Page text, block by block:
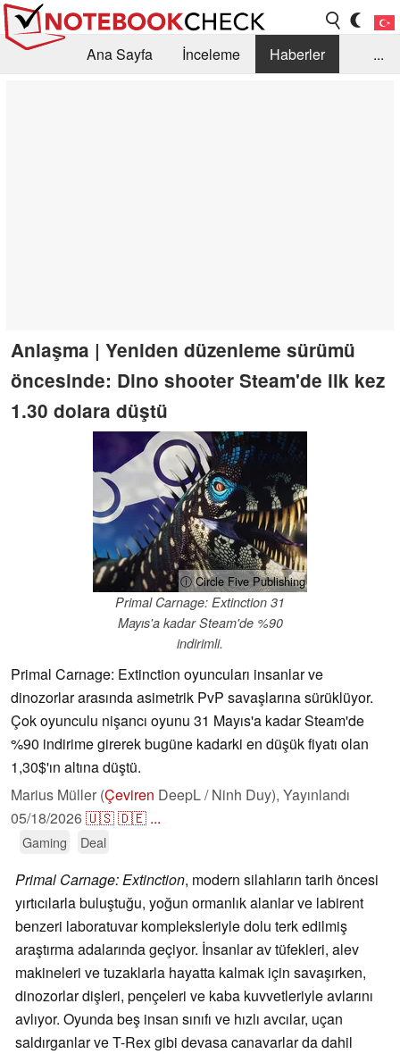
Ana Sayfa İnceleme
Haberler
...
Anlaşma | Yeniden düzenleme sürümü
öncesinde: Dino shooter Steam'de ilk kez
1.30 dolara düştü
ⓘ Circle Five Publishing
Primal Carnage: Extinction 31
Mayıs'a kadar Steam'de %90
indirimli.
Primal Carnage: Extinction oyuncuları insanlar ve
dinozorlar arasında asimetrik PvP savaşlarına sürüklüyor.
Çok oyunculu nişancı oyunu 31 Mayıs'a kadar Steam'de
%90 indirime girerek bugüne kadarki en düşük fiyatı olan
1,30$'ın altına düştü.
Marius Müller (Çeviren DeepL / Ninh Duy), Yayınlandı
05/18/2026🇺🇸🇩🇪 ...
Gaming Deal
Primal Carnage: Extinction, modern silahların tarih öncesi
yırtıcılarla buluştuğu, yoğun ormanlık alanlar ve labirent
benzeri laboratuvar kompleksleriyle dolu terk edilmiş
araştırma adalarında geçiyor. İnsanlar av tüfekleri, alev
makineleri ve tuzaklarla hayatta kalmak için savaşırken,
dinozorlar dişleri, pençeleri ve kaba kuvvetleriyle avlarını
avlıyor. Oyunda beş insan sınıfı ve hızlı avcılar, uçan
saldırganlar ve T-Rex gibi devasa canavarlar da dahil